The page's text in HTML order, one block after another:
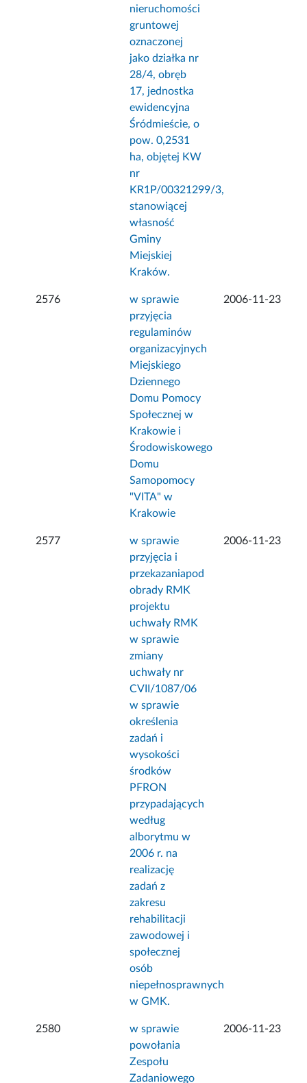
nieruchomości
gruntowej
oznaczonej
jako działka nr
28/4, obręb
17, jednostka
ewidencyjna
Śródmieście, o
pow. 0,2531
ha, objętej KW
nr
KR1P/00321299/3,
stanowiącej
własność
Gminy
Miejskiej
Kraków.
2576
w sprawie
przyjęcia
regulaminów
organizacyjnych
Miejskiego
Dziennego
Domu Pomocy
Społecznej w
Krakowie i
Środowiskowego
Domu
Samopomocy
"VITA" w
Krakowie
2006-11-23
2577
w sprawie
przyjęcia i
przekazaniapod
obrady RMK
projektu
uchwały RMK
w sprawie
zmiany
uchwały nr
CVII/1087/06
w sprawie
określenia
zadań i
wysokości
środków
PFRON
przypadających
według
alborytmu w
2006 r. na
realizację
zadań z
zakresu
rehabilitacji
zawodowej i
społecznej
osób
niepełnosprawnych
w GMK.
2006-11-23
2580
w sprawie
powołania
Zespołu
Zadaniowego
2006-11-23